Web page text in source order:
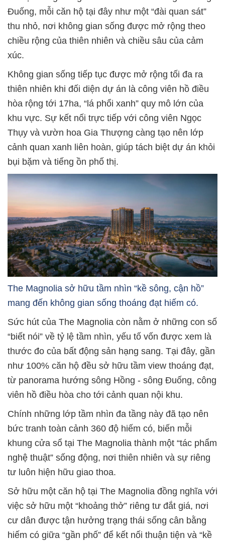
Đuống, mỗi căn hộ tại đây như một “đài quan sát”
thu nhỏ, nơi không gian sống được mở rộng theo
chiều rộng của thiên nhiên và chiều sâu của cảm
xúc.
Không gian sống tiếp tục được mở rộng tối đa ra
thiên nhiên khi đối diện dự án là công viên hồ điều
hòa rộng tới 17ha, “lá phổi xanh” quy mô lớn của
khu vực. Sự kết nối trực tiếp với công viên Ngọc
Thụy và vườn hoa Gia Thượng càng tạo nên lớp
cảnh quan xanh liên hoàn, giúp tách biệt dự án khỏi
bụi bặm và tiếng ồn phố thị.
The Magnolia sở hữu tầm nhìn “kề sông, cận hồ”
mang đến không gian sống thoáng đạt hiếm có.
Sức hút của The Magnolia còn nằm ở những con số
“biết nói” về tỷ lệ tầm nhìn, yếu tố vốn được xem là
thước đo của bất động sản hạng sang. Tại đây, gần
như 100% căn hộ đều sở hữu tầm view thoáng đạt,
từ panorama hướng sông Hồng - sông Đuống, công
viên hồ điều hòa cho tới cảnh quan nội khu.
Chính những lớp tầm nhìn đa tầng này đã tạo nên
bức tranh toàn cảnh 360 độ hiếm có, biến mỗi
khung cửa sổ tại The Magnolia thành một “tác phẩm
nghệ thuật” sống động, nơi thiên nhiên và sự riêng
tư luôn hiện hữu giao thoa.
Sở hữu một căn hộ tại The Magnolia đồng nghĩa với
việc sở hữu một “khoảng thở” riêng tư đắt giá, nơi
cư dân được tận hưởng trạng thái sống cân bằng
hiếm có giữa “gần phố” để kết nối thuận tiện và “kề